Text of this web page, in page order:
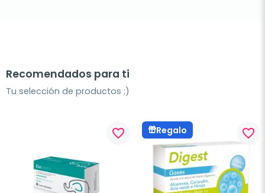
Recomendados para ti
Tu selección de productos ;)
favorite_border Regalo favorite_border